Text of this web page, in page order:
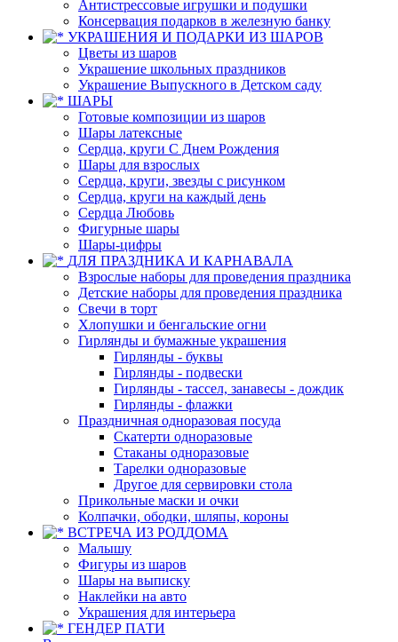
Антистрессовые игрушки и подушки
Консервация подарков в железную банку
УКРАШЕНИЯ И ПОДАРКИ ИЗ ШАРОВ
Цветы из шаров
Украшение школьных праздников
Украшение Выпускного в Детском саду
ШАРЫ
Готовые композиции из шаров
Шары латексные
Сердца, круги С Днем Рождения
Шары для взрослых
Сердца, круги, звезды с рисунком
Сердца, круги на каждый день
Сердца Любовь
Фигурные шары
Шары-цифры
ДЛЯ ПРАЗДНИКА И КАРНАВАЛА
Взрослые наборы для проведения праздника
Детские наборы для проведения праздника
Свечи в торт
Хлопушки и бенгальские огни
Гирлянды и бумажные украшения
Гирлянды - буквы
Гирлянды - подвески
Гирлянды - тассел, занавесы - дождик
Гирлянды - флажки
Праздничная одноразовая посуда
Скатерти одноразовые
Стаканы одноразовые
Тарелки одноразовые
Другое для сервировки стола
Прикольные маски и очки
Колпачки, ободки, шляпы, короны
ВСТРЕЧА ИЗ РОДДОМА
Малышу
Фигуры из шаров
Шары на выписку
Наклейки на авто
Украшения для интерьера
ГЕНДЕР ПАТИ